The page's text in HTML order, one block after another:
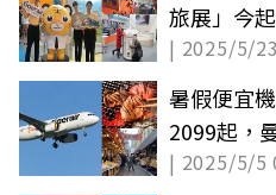
旅展」今
看
| 2025/5/
暑假便宜
2099起，
元起
| 2025/5/5